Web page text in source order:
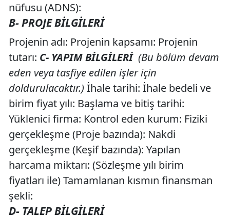
nüfusu (ADNS):
B- PROJE BİLGİLERİ
Projenin adı: Projenin kapsamı: Projenin
tutarı: C- YAPIM BİLGİLERİ (Bu bölüm devam
eden veya tasfiye edilen işler için
doldurulacaktır.) İhale tarihi: İhale bedeli ve
birim fiyat yılı: Başlama ve bitiş tarihi:
Yüklenici firma: Kontrol eden kurum: Fiziki
gerçekleşme (Proje bazında): Nakdi
gerçekleşme (Keşif bazında): Yapılan
harcama miktarı: (Sözleşme yılı birim
fiyatları ile) Tamamlanan kısmın finansman
şekli:
D- TALEP BİLGİLERİ